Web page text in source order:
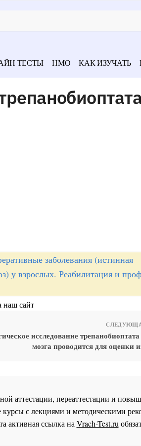
ТЕСТЫ НМО КАК ИЗУЧАТЬ
заболевания (истинная
у взрослых. Реабилитация и
наш сайт
исследование
мозга проводится для оценки
аттестации, переаттестации и
с лекциями и методическими
активная ссылка наVrach-Test.ru